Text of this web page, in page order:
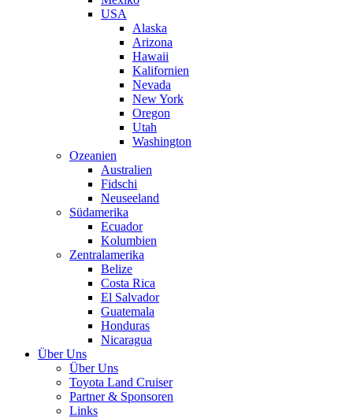
USA
Alaska
Arizona
Hawaii
Kalifornien
Nevada
New York
Oregon
Utah
Washington
Ozeanien
Australien
Fidschi
Neuseeland
Südamerika
Ecuador
Kolumbien
Zentralamerika
Belize
Costa Rica
El Salvador
Guatemala
Honduras
Nicaragua
Über Uns
Über Uns
Toyota Land Cruiser
Partner & Sponsoren
Links